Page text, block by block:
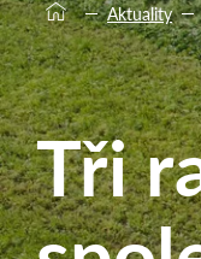
Aktuality
Tři